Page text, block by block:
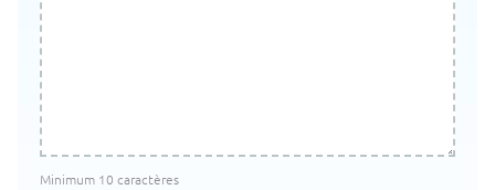
Minimum 10 caractères